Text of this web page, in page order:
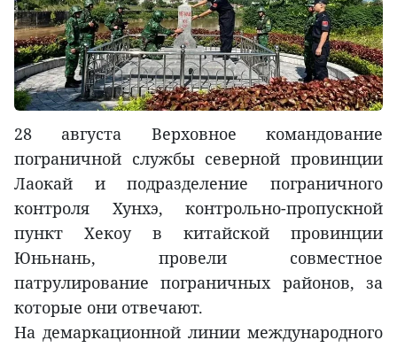
28 августа Верховное командование
пограничной службы северной провинции
Лаокай и подразделение пограничного
контроля Хунхэ, контрольно-пропускной
пункт Хекоу в китайской провинции
Юньнань, провели совместное
патрулирование пограничных районов, за
которые они отвечают.
На демаркационной линии международного